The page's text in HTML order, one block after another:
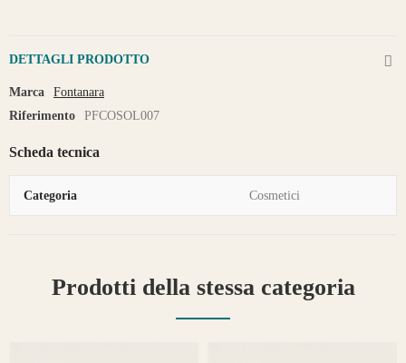
DETTAGLI PRODOTTO
Marca
Fontanara
Riferimento
PFCOSOL007
Scheda tecnica
Categoria Cosmetici
Prodotti della stessa categoria